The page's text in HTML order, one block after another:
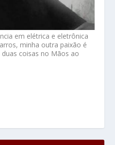
em elétrica e eletrônica
minha outra paixão é
coisas no Mãos ao